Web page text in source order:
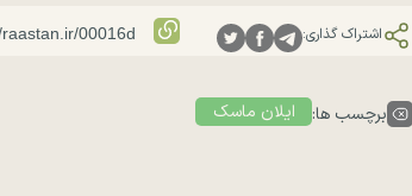
اشتراک گذاری:
برچسب ها: ایلان ماسک